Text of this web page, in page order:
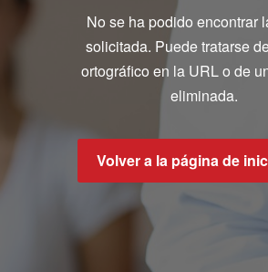
No se ha podido encontrar
solicitada. Puede tratarse
ortográfico en la URL o de
eliminada.
Volver a la página de